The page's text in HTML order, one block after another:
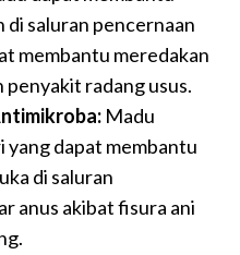
saluran pencernaan
membantu meredakan
radang usus.
Madu
dapat membantu
di saluran
anus akibat fisura ani